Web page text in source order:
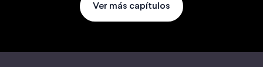
Ver más capítulos